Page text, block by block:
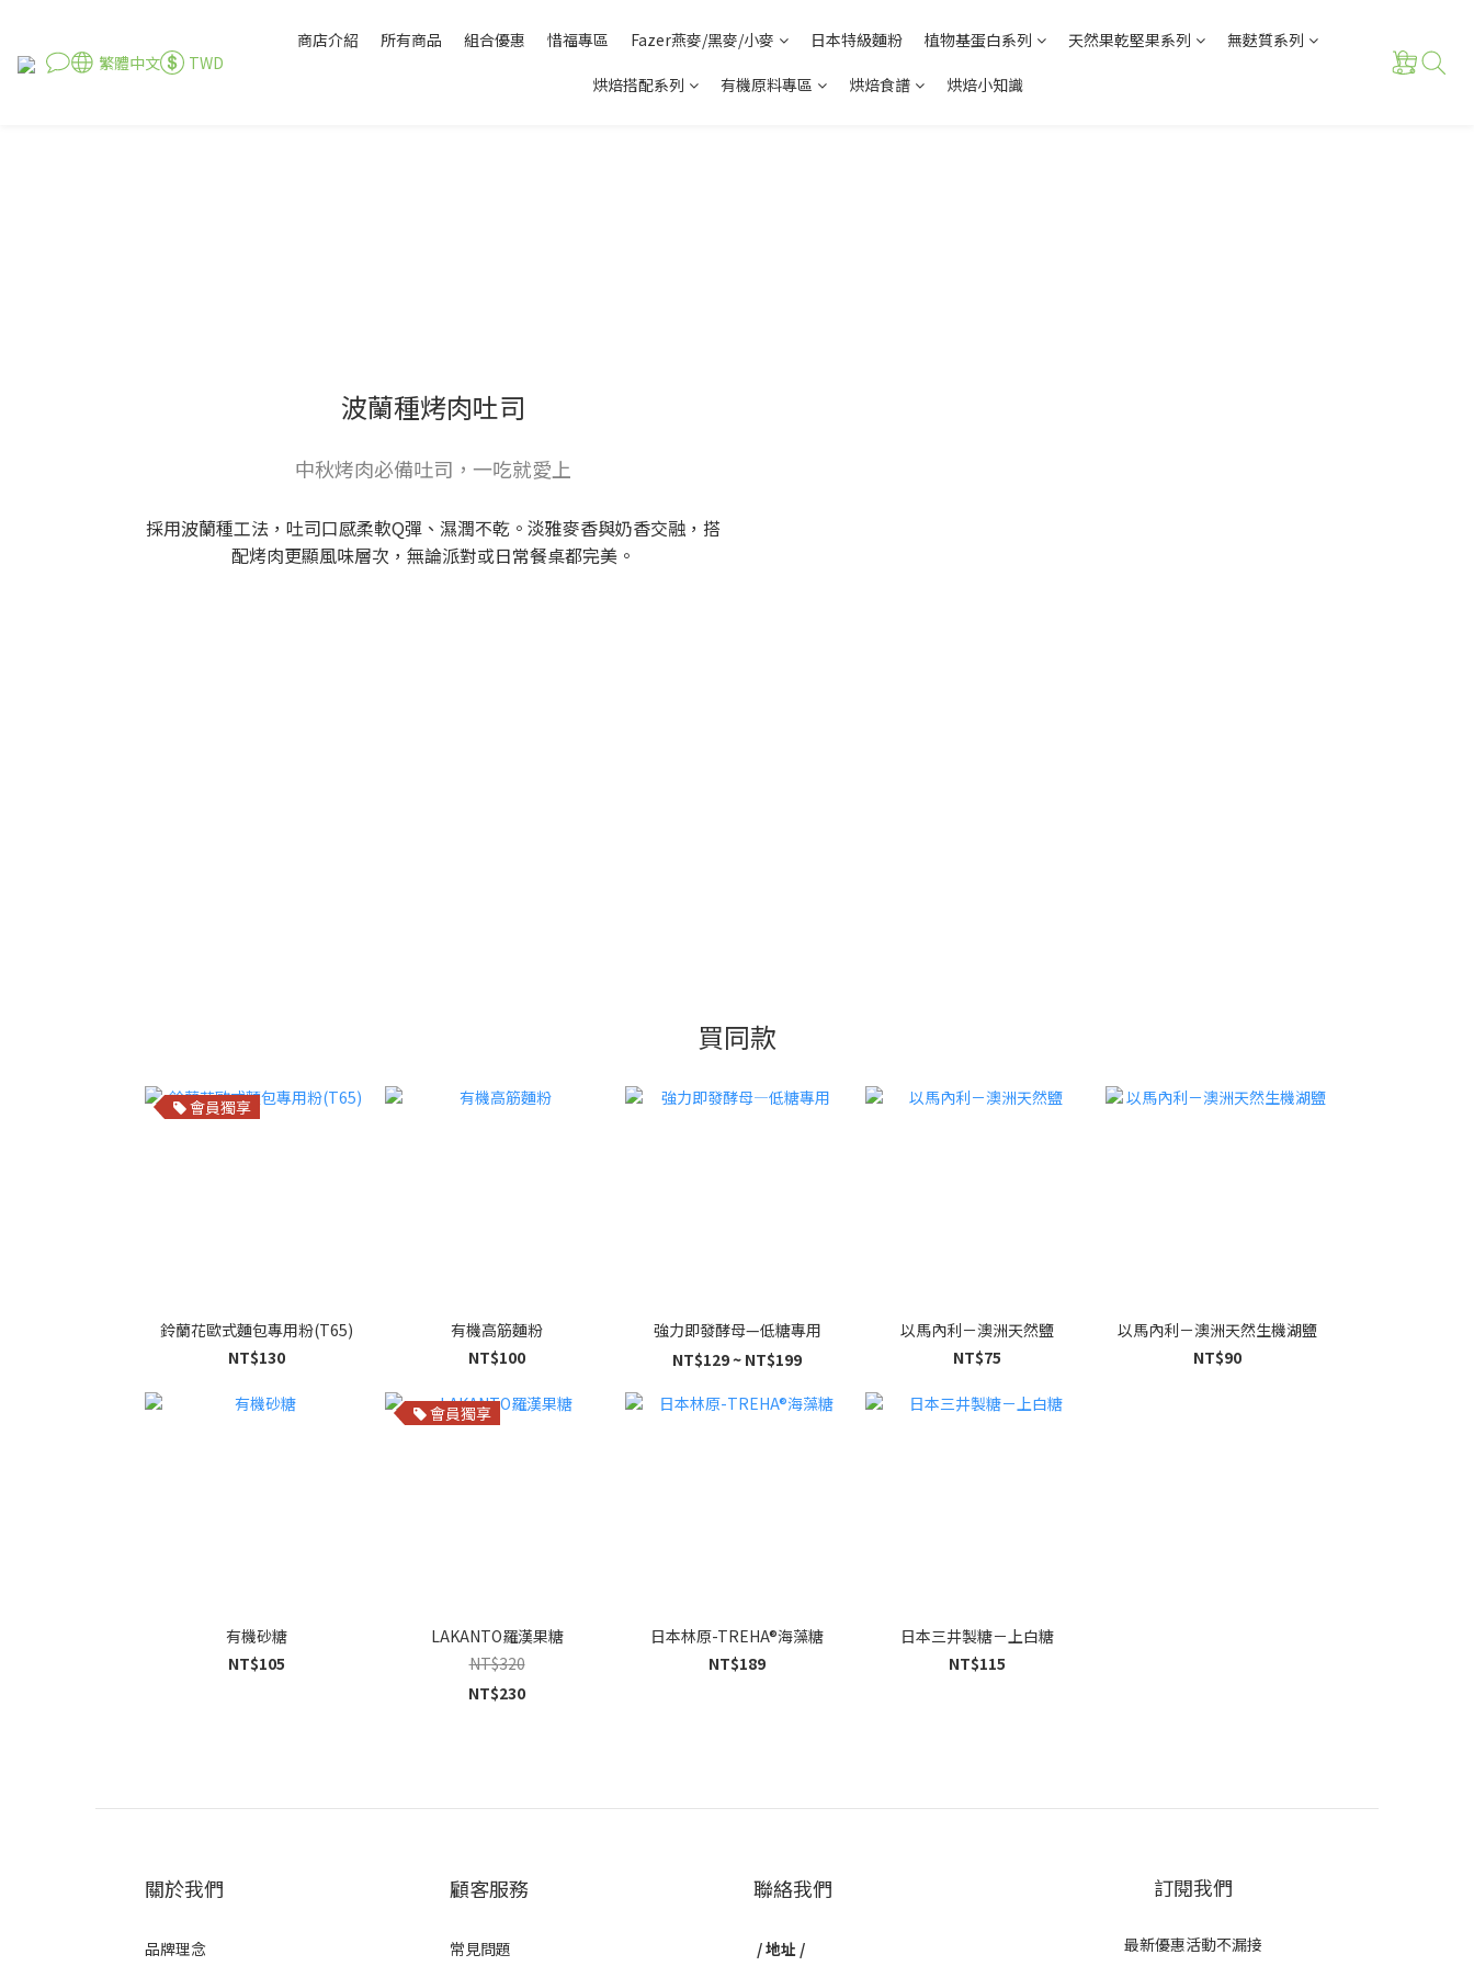
繁體中文 TWD
商店介紹 所有商品 組合優惠 惜福專區 Fazer燕麥/黑麥/小麥 日本特級麵粉 植物基蛋白系列 天然果乾堅果系列 無麩質系列
烘焙搭配系列 有機原料專區 烘焙食譜 烘焙小知識
波蘭種烤肉吐司
中秋烤肉必備吐司，一吃就愛上
採用波蘭種工法，吐司口感柔軟Q彈、濕潤不乾。淡雅麥香與奶香交融，搭
配烤肉更顯風味層次，無論派對或日常餐桌都完美。
買同款
會員獨享
鈴蘭花歐式麵包專用粉(T65)
NT$130
有機高筋麵粉
NT$100
強力即發酵母—低糖專用
NT$129 ~ NT$199
以馬內利－澳洲天然鹽
NT$75
以馬內利－澳洲天然生機湖鹽
NT$90
有機砂糖
NT$105
會員獨享
LAKANTO羅漢果糖
NT$320
NT$230
日本林原-TREHA®海藻糖
NT$189
日本三井製糖－上白糖
NT$115
關於我們
品牌理念
顧客服務
常見問題
聯絡我們
/ 地址 /
訂閱我們
最新優惠活動不漏接